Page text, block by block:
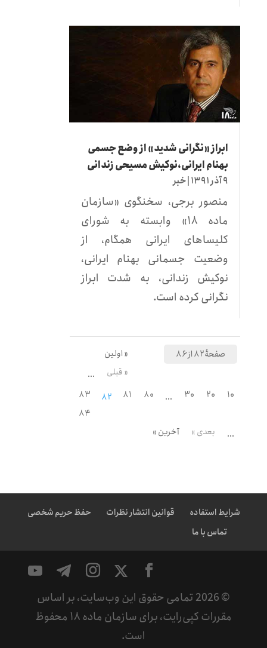
ابراز «نگرانی شدید» از وضع جسمی
بهنام ایرانی،نوکیش مسیحی زندانی
۹ آذر ۱۳۹۱ خبر
منصور برجی، سخنگوی «سازمان
ماده ۱۸» وابسته به شورای
کلیساهای ایرانی همگام، از
وضعیت جسمانی بهنام ایرانی،
نوکیش زندانی، به شدت ابراز
نگرانی کرده است.
صفحهٔ ۸۲ از ۸۶
« اولین
« قبلی
...
۱۰
۲۰ ۳۰ ... ۸۰ ۸۱ ۸۲
۸۳
۸۴
...
بعدی » آخرین »
شرایط استفاده قوانین انتشار نظرات
حفظ حریم شخصی
تماس با ما
©
2026 تمامی حقوق این وب‌سایت، بر اساس
مقررات کپی‌رایت، برای سازمان ماده ۱۸ محفوظ
است.